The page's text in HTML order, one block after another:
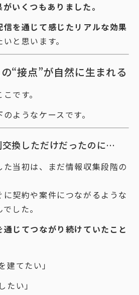
いくつもありました。
信を通じて感じたリアルな効果
と思います。
“接点”が自然に生まれる
です。
ようなケースです。
換しただけだったのに…
当初は、まだ情報収集段階の
契約や案件につながるような
した。
通じてつながり続けていたこと
建てたい」
たい」